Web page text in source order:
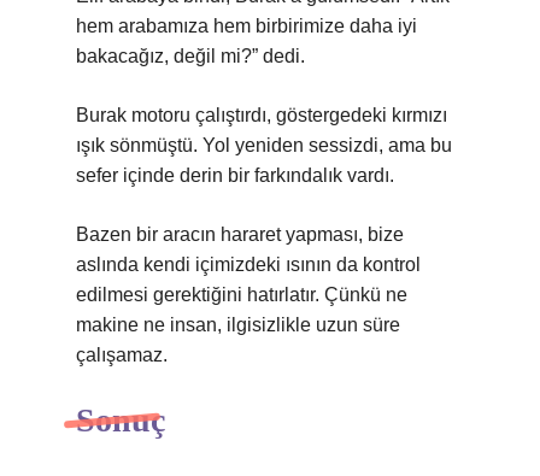
hem arabamıza hem birbirimize daha iyi
bakacağız, değil mi?” dedi.
Burak motoru çalıştırdı, göstergedeki kırmızı
ışık sönmüştü. Yol yeniden sessizdi, ama bu
sefer içinde derin bir farkındalık vardı.
Bazen bir aracın hararet yapması, bize
aslında kendi içimizdeki ısının da kontrol
edilmesi gerektiğini hatırlatır. Çünkü ne
makine ne insan, ilgisizlikle uzun süre
çalışamaz.
Sonuç